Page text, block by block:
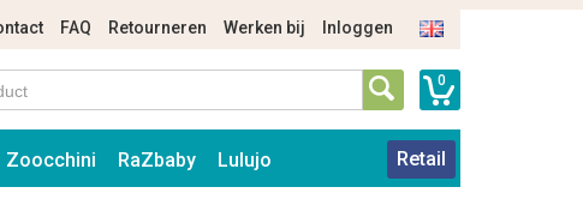
FAQ Retourneren Werken bij Inloggen
0
Zoocchini RaZbaby Lulujo Retail